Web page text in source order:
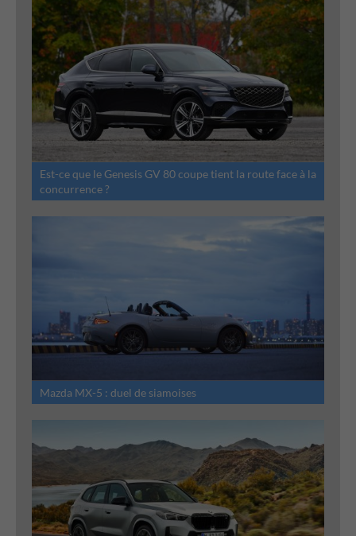
Est-ce que le Genesis GV 80 coupe tient la route face à la
concurrence ?
Mazda MX-5 : duel de siamoises